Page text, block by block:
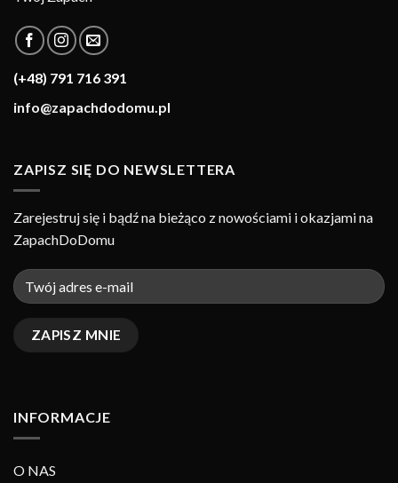
(+48) 791 716 391
info@zapachdodomu.pl
ZAPISZ SIĘ DO NEWSLETTERA
Zarejestruj się i bądź na bieżąco z nowościami i okazjami na
ZapachDoDomu
INFORMACJE
O NAS